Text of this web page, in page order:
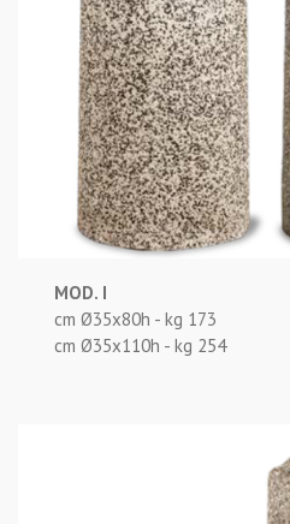
MOD. I
cm Ø35x80h - kg 173
cm Ø35x110h - kg 254